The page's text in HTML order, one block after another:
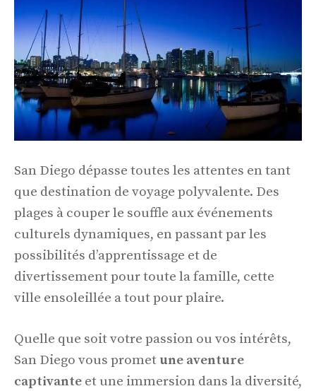
San Diego dépasse toutes les attentes en tant
que destination de voyage polyvalente. Des
plages à couper le souffle aux événements
culturels dynamiques, en passant par les
possibilités d’apprentissage et de
divertissement pour toute la famille, cette
ville ensoleillée a tout pour plaire.
Quelle que soit votre passion ou vos intérêts,
San Diego vous promet une aventure
captivante et une immersion dans la diversité,